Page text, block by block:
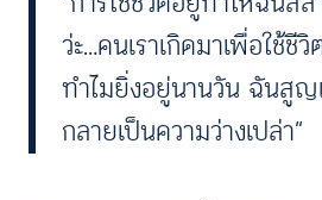
ว่ะ…คนเราเกิดมาเพื่อใช้ชี
ทำไมยิ่งอยู่นานวัน ฉันสู
กลายเป็นความว่างเปล่า”